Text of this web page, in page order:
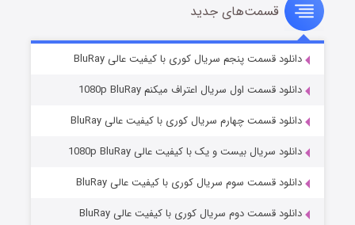
سریال زشت
قسمت۲ (زیرنویس) منتشر شد
مردگان متحرک: شهر مرده ۳
قسمت‌های جدید
دانلود قسمت پنجم سریال کوری با کیفیت عالی BluRay
دانلود قسمت اول سریال اعتراف میکنم 1080p BluRay
دانلود قسمت چهارم سریال کوری با کیفیت عالی BluRay
دانلود سریال بیست و یک با کیفیت عالی 1080p BluRay
دانلود قسمت سوم سریال کوری با کیفیت عالی BluRay
دانلود قسمت دوم سریال کوری با کیفیت عالی BluRay